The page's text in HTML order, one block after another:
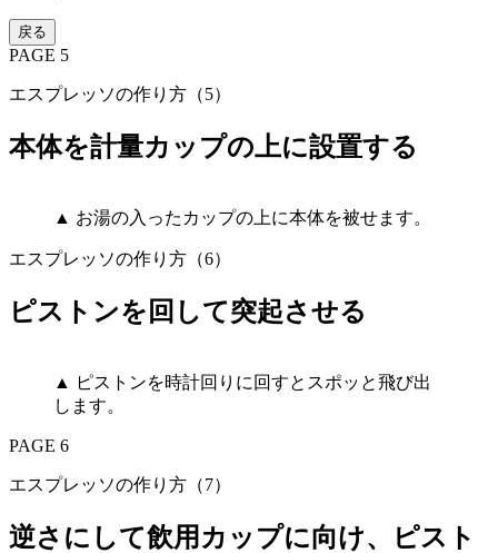
戻る
PAGE 5
エスプレッソの作り方（5）
本体を計量カップの上に設置する
▲ お湯の入ったカップの上に本体を被せます。
エスプレッソの作り方（6）
ピストンを回して突起させる
▲ ピストンを時計回りに回すとスポッと飛び出
します。
PAGE 6
エスプレッソの作り方（7）
逆さにして飲用カップに向け、ピスト